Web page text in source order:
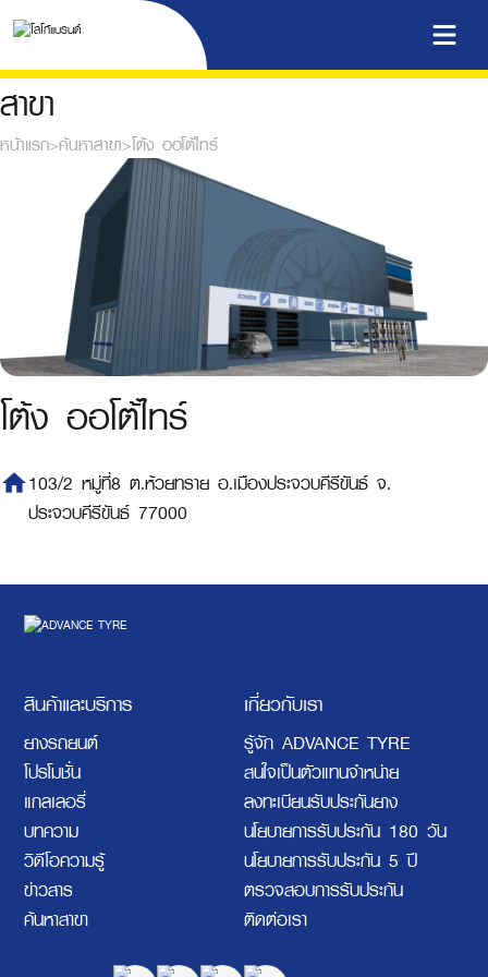
สาขา
หน้าแรก>ค้นหาสาขา>โต้ง ออโต้ไทร์
โต้ง ออโต้ไทร์
home103/2 หมู่ที่8 ต.ห้วยทราย อ.เมืองประจวบคีรีขันธ์ จ.
ประจวบคีรีขันธ์ 77000
สินค้าและบริการ
ยางรถยนต์
โปรโมชั่น
แกลเลอรี่
บทความ
วิดีโอความรู้
ข่าวสาร
ค้นหาสาขา
เกี่ยวกับเรา
รู้จัก ADVANCE TYRE
สนใจเป็นตัวแทนจำหน่าย
ลงทะเบียนรับประกันยาง
นโยบายการรับประกัน 180 วัน
นโยบายการรับประกัน 5 ปี
ตรวจสอบการรับประกัน
ติดต่อเรา